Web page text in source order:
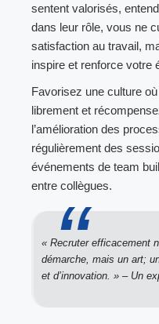
sentent valorisés,
dans leur rôle, vous ne
satisfaction au travail,
inspire et renforce votre
Favorisez une culture
librement et
l’amélioration des
régulièrement des
événements de team
entre collègues.
« Recruter efficacement
démarche, mais un art;
et d’innovation. » – Un